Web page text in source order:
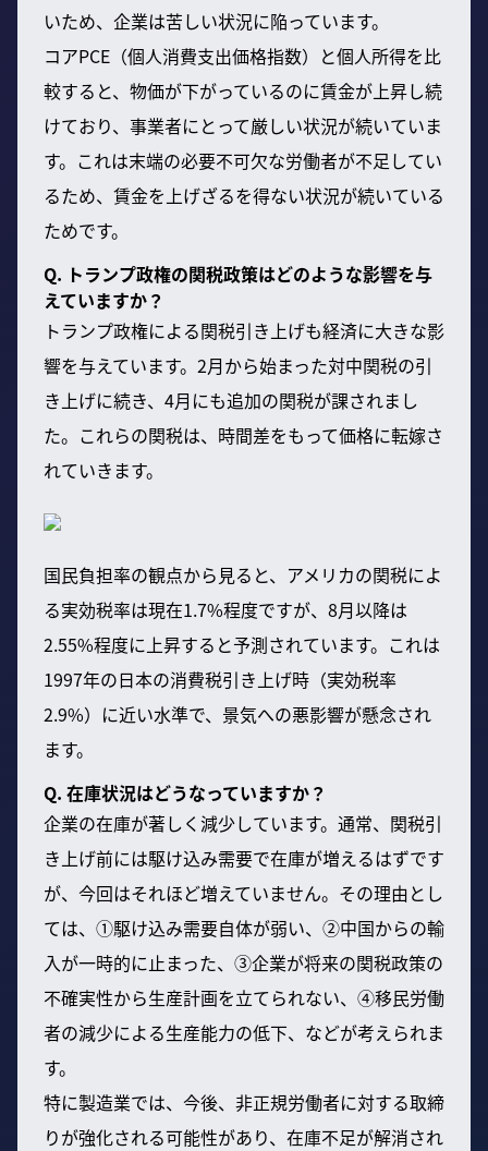
いため、企業は苦しい状況に陥っています。
コアPCE（個人消費支出価格指数）と個人所得を比
較すると、物価が下がっているのに賃金が上昇し続
けており、事業者にとって厳しい状況が続いていま
す。これは末端の必要不可欠な労働者が不足してい
るため、賃金を上げざるを得ない状況が続いている
ためです。
Q. トランプ政権の関税政策はどのような影響を与
えていますか？
トランプ政権による関税引き上げも経済に大きな影
響を与えています。2月から始まった対中関税の引
き上げに続き、4月にも追加の関税が課されまし
た。これらの関税は、時間差をもって価格に転嫁さ
れていきます。
国民負担率の観点から見ると、アメリカの関税によ
る実効税率は現在1.7%程度ですが、8月以降は
2.55%程度に上昇すると予測されています。これは
1997年の日本の消費税引き上げ時（実効税率
2.9%）に近い水準で、景気への悪影響が懸念され
ます。
Q. 在庫状況はどうなっていますか？
企業の在庫が著しく減少しています。通常、関税引
き上げ前には駆け込み需要で在庫が増えるはずです
が、今回はそれほど増えていません。その理由とし
ては、①駆け込み需要自体が弱い、②中国からの輸
入が一時的に止まった、③企業が将来の関税政策の
不確実性から生産計画を立てられない、④移民労働
者の減少による生産能力の低下、などが考えられま
す。
特に製造業では、今後、非正規労働者に対する取締
りが強化される可能性があり、在庫不足が解消され